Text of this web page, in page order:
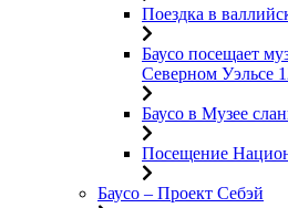
Поездка в
Баусо посещает
Северном Уэльсе
Баусо в Музее
Посещение
Баусо – Проект Себэй